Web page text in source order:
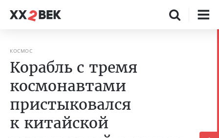
КОСМОС
Корабль с тремя
космонавтами
пристыковался
к китайской